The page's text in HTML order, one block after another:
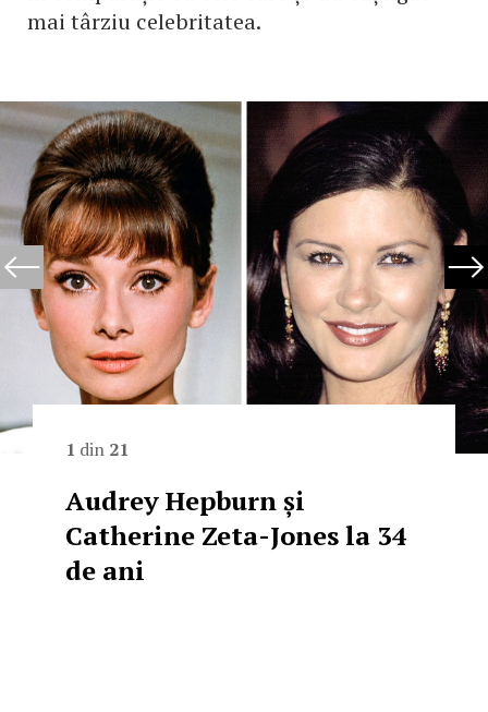
mai târziu celebritatea.
1 din 21
Audrey Hepburn și
Catherine Zeta-Jones la 34
de ani